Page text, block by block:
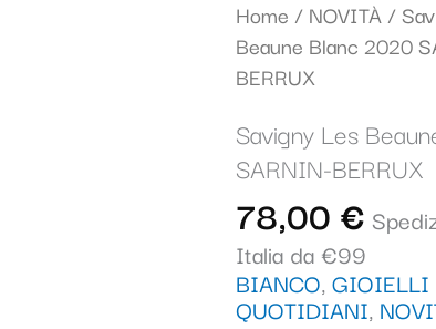
Home / NOVITÀ/
Beaune Blanc 2020
BERRUX
Savigny Les
SARNIN-BERRUX
78,00 €
Italia da €99
BIANCO,GIOIELLI
QUOTIDIANI,
Savigny
Les
Beaune
2020
SARNIN-
BERRUX
quantità